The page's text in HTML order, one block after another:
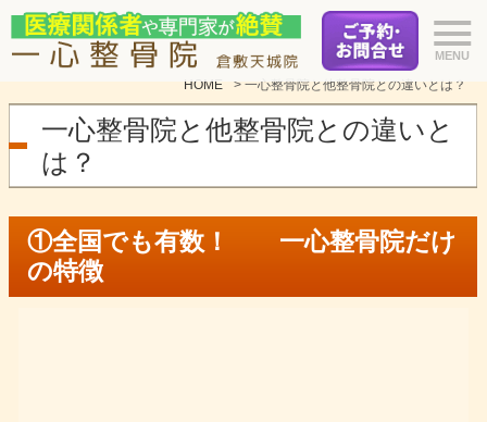
HOME >一心整骨院と他整骨院との違いとは？
一心整骨院と他整骨院との違いと
は？
①全国でも有数！ 一心整骨院だけ
の特徴